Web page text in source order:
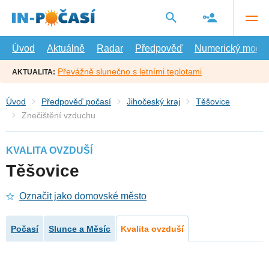
hlavní
Úvod
Aktuálně Radar Předpověď Numerický model
AKTUALITA: Převážně slunečno s letními teplotami
Úvod Předpověď počasí Jihočeský kraj
Těšovice
Znečištění vzduchu
KVALITA OVZDUŠÍ
Těšovice
Označit jako domovské město
Počasí Slunce a Měsíc Kvalita ovzduší